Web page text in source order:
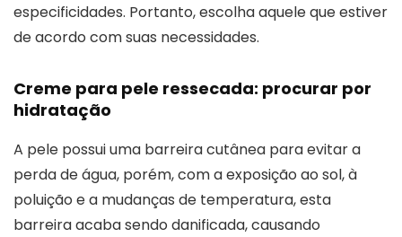
especificidades. Portanto, escolha aquele que estiver
de acordo com suas necessidades.
Creme para pele ressecada: procurar por
hidratação
A pele possui uma barreira cutânea para evitar a
perda de água, porém, com a exposição ao sol, à
poluição e a mudanças de temperatura, esta
barreira acaba sendo danificada, causando